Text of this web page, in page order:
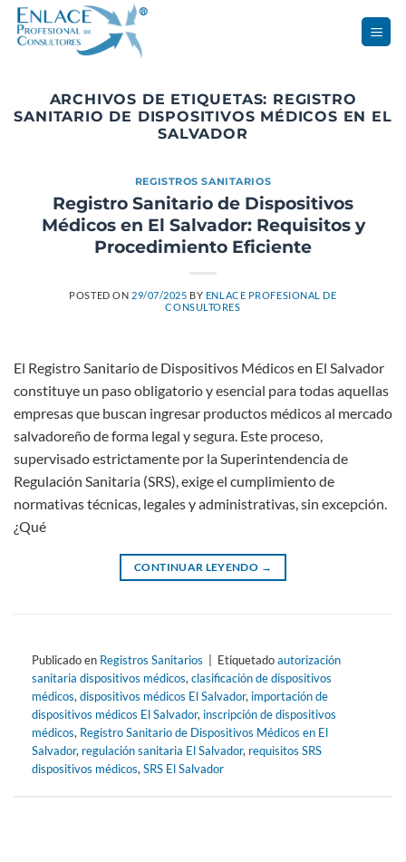
Saltar
ARCHIVOS DE ETIQUETAS: REGISTRO
SANITARIO DE DISPOSITIVOS MÉDICOS EN EL
SALVADOR
REGISTROS SANITARIOS
Registro Sanitario de Dispositivos
Médicos en El Salvador: Requisitos y
Procedimiento Eficiente
POSTED ON 29/07/2025 BY ENLACE PROFESIONAL DE
CONSULTORES
El Registro Sanitario de Dispositivos Médicos en El Salvador
constituye un paso obligatorio y esencial para todas aquellas
empresas que buscan ingresar productos médicos al mercado
salvadoreño de forma legal y segura. Este proceso,
supervisado estrictamente por la Superintendencia de
Regulación Sanitaria (SRS), exige el cumplimiento de
normativas técnicas, legales y administrativas, sin excepción.
¿Qué
CONTINUAR LEYENDO →
Publicado en Registros Sanitarios | Etiquetadoautorización
sanitaria dispositivos médicos, clasificación de dispositivos
médicos, dispositivos médicos El Salvador, importación de
dispositivos médicos El Salvador, inscripción de dispositivos
médicos, Registro Sanitario de Dispositivos Médicos en El
Salvador, regulación sanitaria El Salvador, requisitos SRS
dispositivos médicos, SRS El Salvador